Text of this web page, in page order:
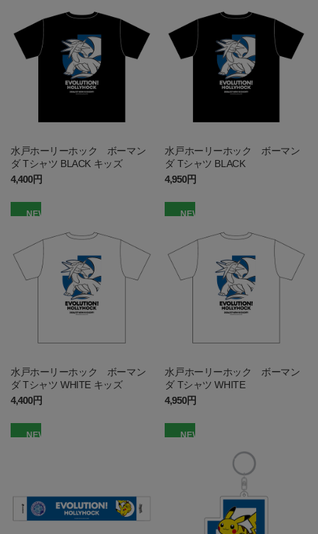
水戸ホーリーホック ボーマン
ダ Tシャツ BLACK キッズ
4,400円
水戸ホーリーホック ボーマン
ダ Tシャツ BLACK
4,950円
NEW
水戸ホーリーホック ボーマン
ダ Tシャツ WHITE キッズ
4,400円
NEW
水戸ホーリーホック ボーマン
ダ Tシャツ WHITE
4,950円
NEW NEW